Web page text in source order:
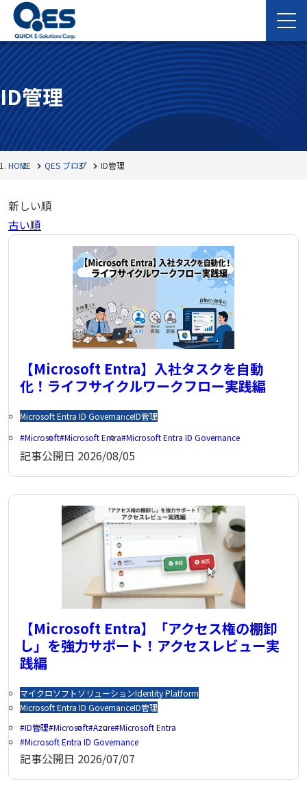
ID管理
HOME QES ブログ ID管理
新しい順
古い順
【Microsoft Entra】入社タスクを自動
化！ライフサイクルワークフロー実践編
Microsoft Entra ID GovernanceID管理
Microsoft Microsoft Entra Microsoft Entra ID Governance
記事公開日 2026/08/05
【Microsoft Entra】「アクセス権の棚卸
し」を強力サポート！アクセスレビュー実
践編
マイクロソフトソリューションIdentity Platform
Microsoft Entra ID GovernanceID管理
ID管理 Microsoft Azure Microsoft Entra
Microsoft Entra ID Governance
記事公開日 2026/07/07